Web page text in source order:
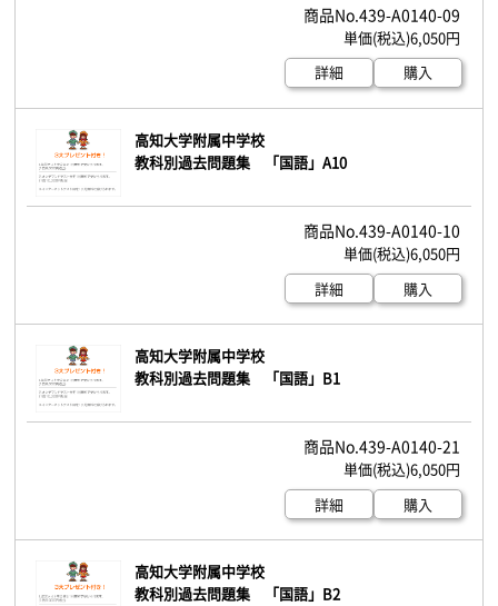
439-A0140-09
6,050円
詳細
購入
高知大学附属中学校
教科別過去問題集 「国語」A10
439-A0140-10
6,050円
詳細
購入
高知大学附属中学校
教科別過去問題集 「国語」B1
439-A0140-21
6,050円
詳細
購入
高知大学附属中学校
教科別過去問題集 「国語」B2